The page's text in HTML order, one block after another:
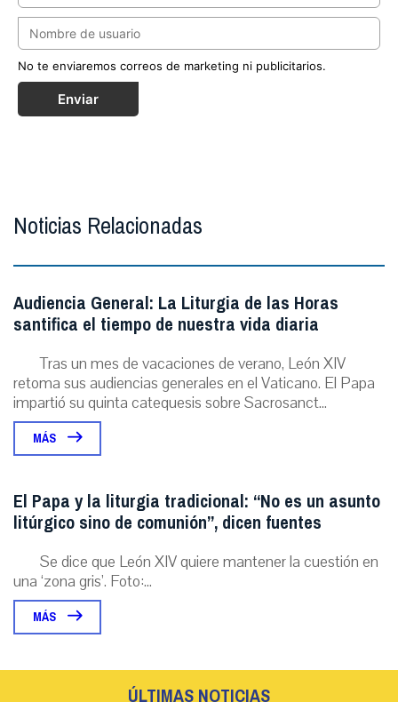
No te enviaremos correos de marketing ni publicitarios.
Enviar
Noticias Relacionadas
Audiencia General: La Liturgia de las Horas
santifica el tiempo de nuestra vida diaria
Tras un mes de vacaciones de verano, León XIV
retoma sus audiencias generales en el Vaticano. El Papa
impartió su quinta catequesis sobre Sacrosanct...
MÁS
El Papa y la liturgia tradicional: “No es un asunto
litúrgico sino de comunión”, dicen fuentes
Se dice que León XIV quiere mantener la cuestión en
una ‘zona gris’. Foto:...
MÁS